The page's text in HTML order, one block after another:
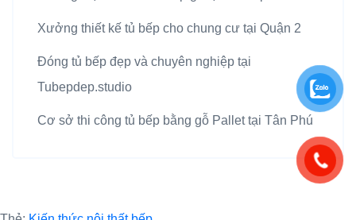
Xưởng thiết kế tủ bếp cho chung cư tại Quận 2
Đóng tủ bếp đẹp và chuyên nghiệp tại
Tubepdep.studio
Cơ sở thi công tủ bếp bằng gỗ Pallet tại Tân Phú